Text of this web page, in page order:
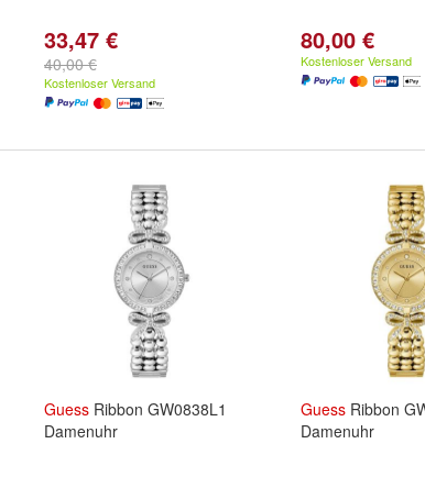
33,47 €
40,00 €
Kostenloser Versand
80,00 €
Kostenloser Versand
Guess Ribbon GW0838L1
Damenuhr
Guess Ribbon
Damenuhr